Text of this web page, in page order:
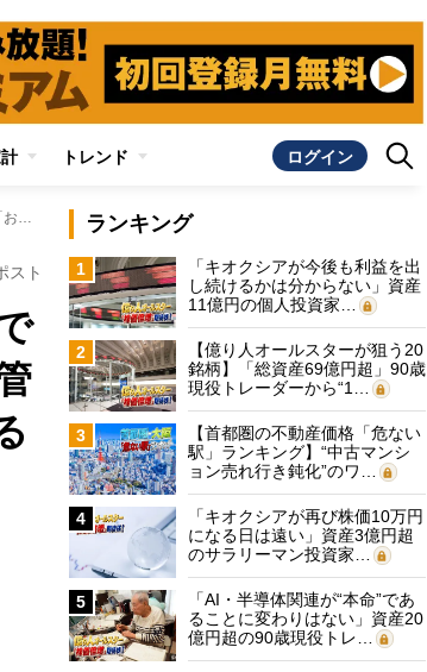
トレンド ログイン
「銀行に伝えると口座凍結されてしまうのでは…」親が認知症になったときの「お金の管理」の不安 家族が代理でお金を引き出せる「代理人カード」の活用を
スト
ランキング
1
「キオクシアが今後も利益を出
し続けるかは分からない」資産
11億円の個人投資家…
2
【億り人オールスターが狙う20
銘柄】「総資産69億円超」90歳
現役トレーダーから“1…
3
【首都圏の不動産価格「危ない
駅」ランキング】“中古マンシ
ョン売れ行き鈍化”のワ…
4
「キオクシアが再び株価10万円
になる日は遠い」資産3億円超
のサラリーマン投資家…
5
「AI・半導体関連が“本命”であ
ることに変わりはない」資産20
億円超の90歳現役トレ…